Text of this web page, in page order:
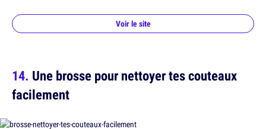
Voir le site
Une brosse pour nettoyer tes couteaux
facilement